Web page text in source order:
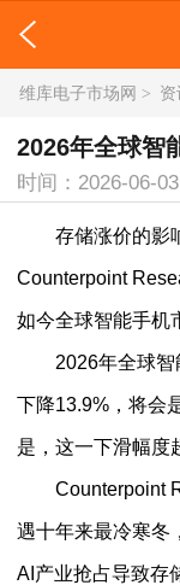
维库电子市场网 >
2026年全球智
时间：2026-06-03
存储涨价的影响
Counterpoint
如今全球智能手机
2026年全球智
下降13.9%，将会
是，这一下滑幅度
Counterpoint
遇十年来最冷寒冬
AI产业抢占导致存